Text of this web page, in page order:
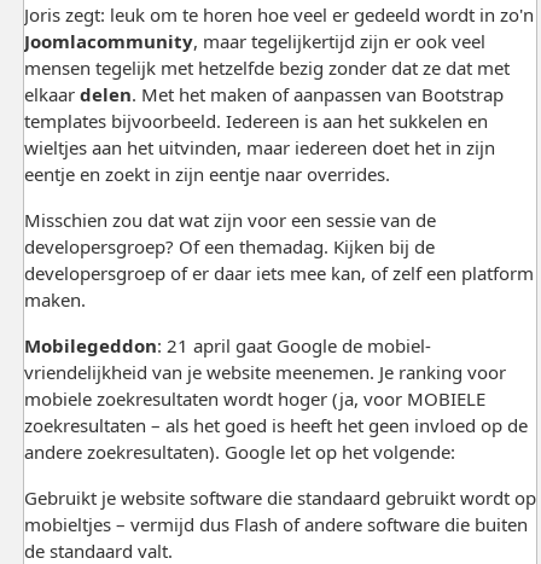
Joris zegt: leuk om te horen hoe veel er gedeeld wordt in zo'n
Joomlacommunity, maar tegelijkertijd zijn er ook veel
mensen tegelijk met hetzelfde bezig zonder dat ze dat met
elkaar delen. Met het maken of aanpassen van Bootstrap
templates bijvoorbeeld. Iedereen is aan het sukkelen en
wieltjes aan het uitvinden, maar iedereen doet het in zijn
eentje en zoekt in zijn eentje naar overrides.
Misschien zou dat wat zijn voor een sessie van de
developersgroep? Of een themadag. Kijken bij de
developersgroep of er daar iets mee kan, of zelf een platform
maken.
Mobilegeddon: 21 april gaat Google de mobiel-
vriendelijkheid van je website meenemen. Je ranking voor
mobiele zoekresultaten wordt hoger (ja, voor MOBIELE
zoekresultaten – als het goed is heeft het geen invloed op de
andere zoekresultaten). Google let op het volgende:
Gebruikt je website software die standaard gebruikt wordt op
mobieltjes – vermijd dus Flash of andere software die buiten
de standaard valt.